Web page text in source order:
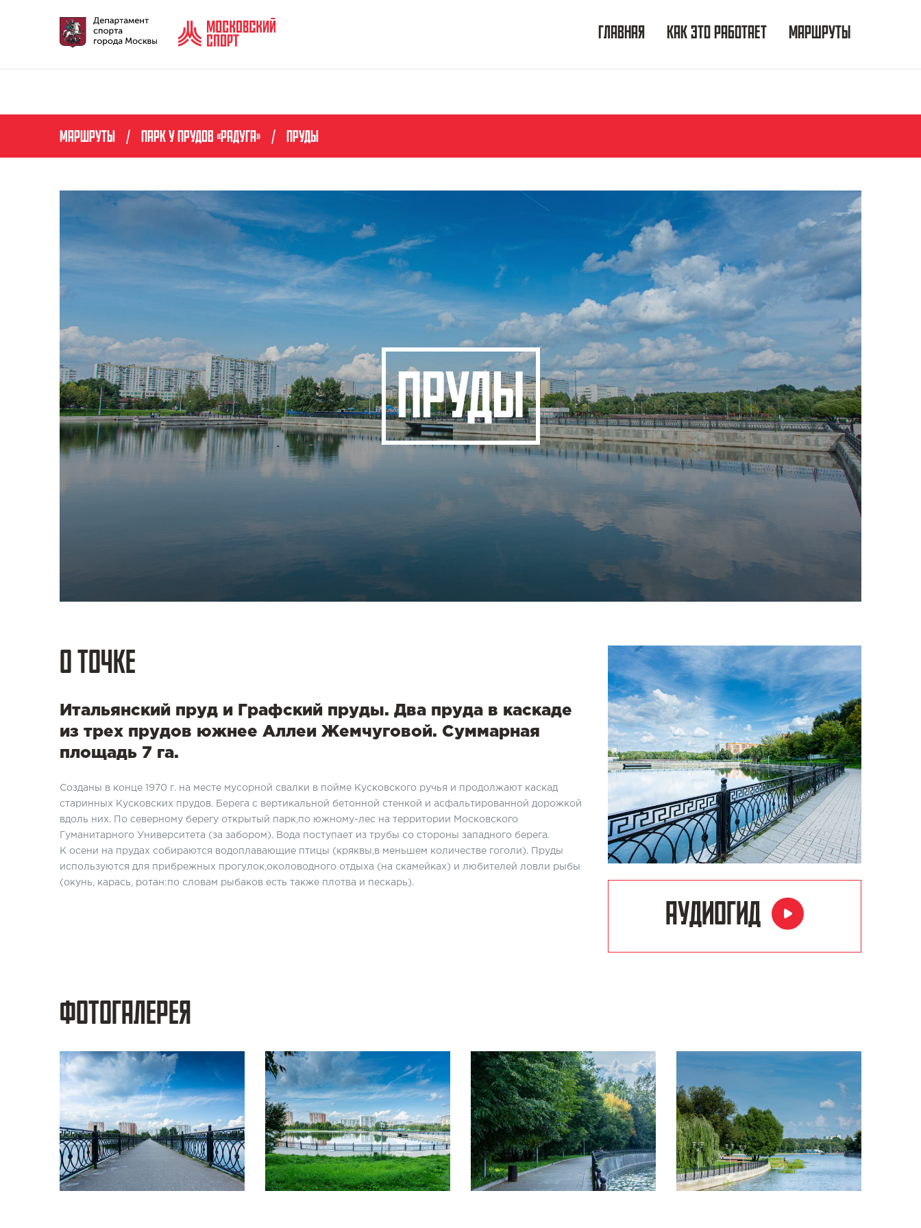
ГЛАВНАЯ КАК ЭТО РАБОТАЕТ МАРШРУТЫ
МАРШРУТЫ ПАРК У ПРУДОВ «РАДУГА» ПРУДЫ
ПРУДЫ
О ТОЧКЕ
Итальянский пруд и Графский пруды. Два пруда в каскаде
из трех прудов южнее Аллеи Жемчуговой. Суммарная
площадь 7 га.
Созданы в конце 1970 г. на месте мусорной свалки в пойме Кусковского ручья и продолжают каскад
старинных Кусковских прудов. Берега с вертикальной бетонной стенкой и асфальтированной дорожкой
вдоль них. По северному берегу открытый парк,по южному-лес на территории Московского
Гуманитарного Университета (за забором). Вода поступает из трубы со стороны западного берега.
К осени на прудах собираются водоплавающие птицы (кряквы,в меньшем количестве гоголи). Пруды
используются для прибрежных прогулок,околоводного отдыха (на скамейках) и любителей ловли рыбы
(окунь, карась, ротан:по словам рыбаков есть также плотва и пескарь).
АУДИОГИД
ФОТОГАЛЕРЕЯ